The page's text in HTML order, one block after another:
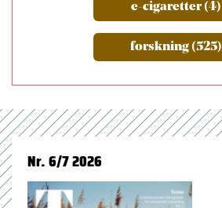
e-cigaretter (4)
forskning (525)
Nr. 6/7 2026